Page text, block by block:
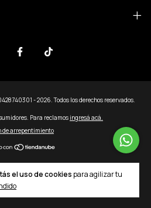
el uso de cookies para agilizar tu
- 2026. Todos los derechos reservados.
Para reclamos ingresá acá.
de arrepentimiento